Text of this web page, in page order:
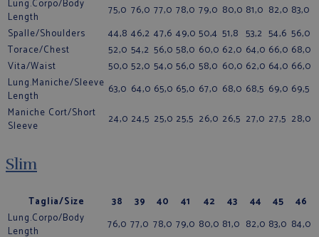
Lung.Corpo/Body
Length
75,0 76,0 77,0 78,0 79,0 80,0 81,0 82,0 83,0
Spalle/Shoulders
44,8 46,2 47,6 49,0 50,4 51,8 53,2 54,6 56,0
Torace/Chest
52,0 54,2 56,0 58,0 60,0 62,0 64,0 66,0 68,0
Vita/Waist
50,0 52,0 54,0 56,0 58,0 60,0 62,0 64,0 66,0
Lung.Maniche/Sleeve
Length
63,0 64,0 65,0 65,0 67,0 68,0 68,5 69,0 69,5
Maniche Cort/Short
Sleeve
24,0 24,5 25,0 25,5 26,0 26,5 27,0 27,5 28,0
Slim
Taglia/Size 38 39 40 41 42 43 44 45
46
Lung.Corpo/Body
Length
76,0 77,0 78,0 79,0 80,0 81,0 82,0 83,0 84,0